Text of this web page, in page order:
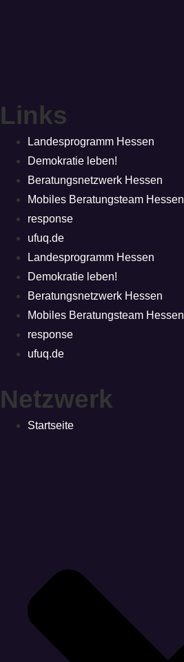
Links
Landesprogramm Hessen
Demokratie leben!
Beratungsnetzwerk Hessen
Mobiles Beratungsteam Hessen
response
ufuq.de
Landesprogramm Hessen
Demokratie leben!
Beratungsnetzwerk Hessen
Mobiles Beratungsteam Hessen
response
ufuq.de
Netzwerk
Startseite